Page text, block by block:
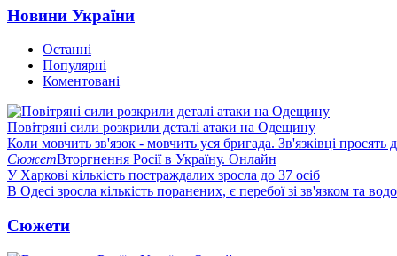
Новини України
Останні
Популярні
Коментовані
Повітряні сили розкрили деталі атаки на Одещину
Коли мовчить зв'язок - мовчить уся бригада. Зв'язківці просять
СюжетВторгнення Росії в Україну. Онлайн
У Харкові кількість постраждалих зросла до 37 осіб
В Одесі зросла кількість поранених, є перебої зі зв'язком та
Сюжети